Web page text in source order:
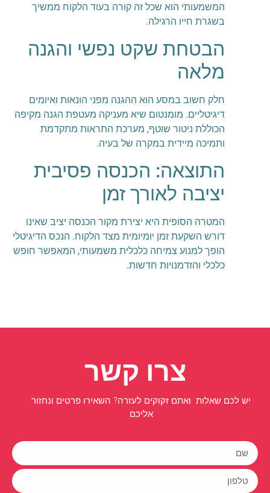
המשמעותי הוא שכל זה קורה בעוד הלקוח ממשיך
בשגרת חייו הרגילה.
הבטחת שקט נפשי והגנה
מלאה
חלק חשוב במסע הוא ההגנה מפני הונאות ואיומים
דיגיטליים. מומנטום שיא מעניקה מעטפת הגנה מקיפה
הכוללת ניטור שוטף, מערכת התראות מתקדמת
ותמיכה מיידית במקרה של בעיה.
התוצאה: הכנסה פסיבית
יציבה לאורך זמן
המטרה הסופית היא יצירת מקור הכנסה יציב שאינו
דורש השקעת זמן יומיומית מצד הלקוח. הנכס הדיגיטלי
הופך למנוע צמיחה כלכלית משמעותי, המאפשר חופש
כלכלי והזדמנויות חדשות.
צרו קשר
יש לכם שאלות ואתם זקוקים לעזרה? השאירו פרטים ונחזור
אליכם